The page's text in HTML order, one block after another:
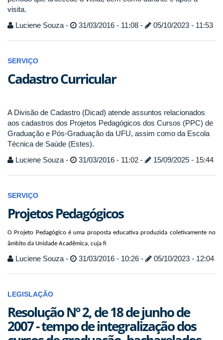
visita.
Luciene Souza -
31/03/2016 - 11:08 - 05/10/2023 - 11:53
SERVIÇO
Cadastro Curricular
A Divisão de Cadastro (Dicad) atende assuntos relacionados
aos cadastros dos Projetos Pedagógicos dos Cursos (PPC) de
Graduação e Pós-Graduação da UFU, assim como da Escola
Técnica de Saúde (Estes).
Luciene Souza -
31/03/2016 - 11:02 - 15/09/2025 - 15:44
SERVIÇO
Projetos Pedagógicos
O Projeto Pedagógico é uma proposta educativa produzida coletivamente no
âmbito da Unidade Acadêmica, cuja fi
Luciene Souza - 31/03/2016 - 10:26 - 05/10/2023 - 12:04
LEGISLAÇÃO
Resolução Nº 2, de 18 de junho de
2007 - tempo de integralização dos